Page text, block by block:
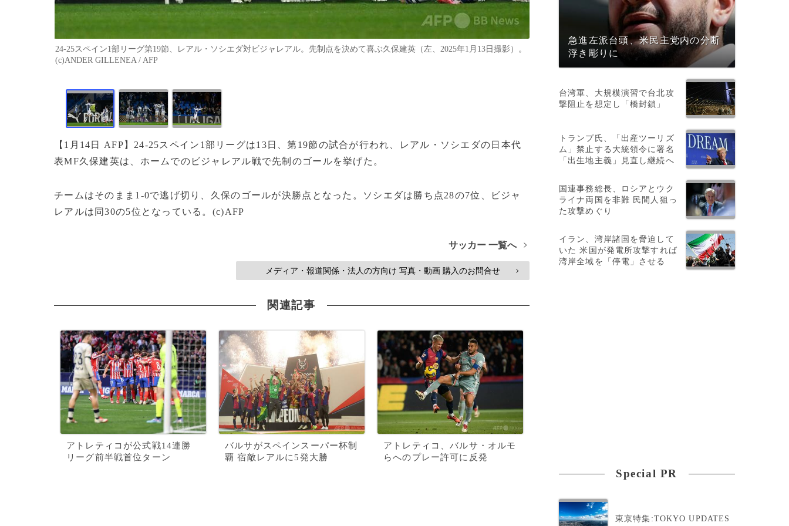
24-25スペイン1部リーグ第19節、レアル・ソシエダ対ビジャレアル。先制点を決めて喜ぶ久保建英（左、2025年1月13日撮影）。
(c)ANDER GILLENEA / AFP
【1月14日 AFP】24-25スペイン1部リーグは13日、第19節の試合が行われ、レアル・ソシエダの日本代
表MF久保建英は、ホームでのビジャレアル戦で先制のゴールを挙げた。
チームはそのまま1-0で逃げ切り、久保のゴールが決勝点となった。ソシエダは勝ち点28の7位、ビジャ
レアルは同30の5位となっている。(c)AFP
サッカー 一覧へ >
メディア・報道関係・法人の方向け 写真・動画 購入のお問合せ >
関連記事
アトレティコが公式戦14連勝
リーグ前半戦首位ターン
バルサがスペインスーパー杯制
覇 宿敵レアルに5発大勝
アトレティコ、バルサ・オルモ
らへのプレー許可に反発
急進左派台頭、米民主党内の分断
浮き彫りに
台湾軍、大規模演習で台北攻
撃阻止を想定し「橋封鎖」
トランプ氏、「出産ツーリズ
ム」禁止する大統領令に署名
「出生地主義」見直し継続へ
国連事務総長、ロシアとウク
ライナ両国を非難 民間人狙っ
た攻撃めぐり
イラン、湾岸諸国を脅迫して
いた 米国が発電所攻撃すれば
湾岸全域を「停電」させる
Special PR
東京特集:TOKYO UPDATES